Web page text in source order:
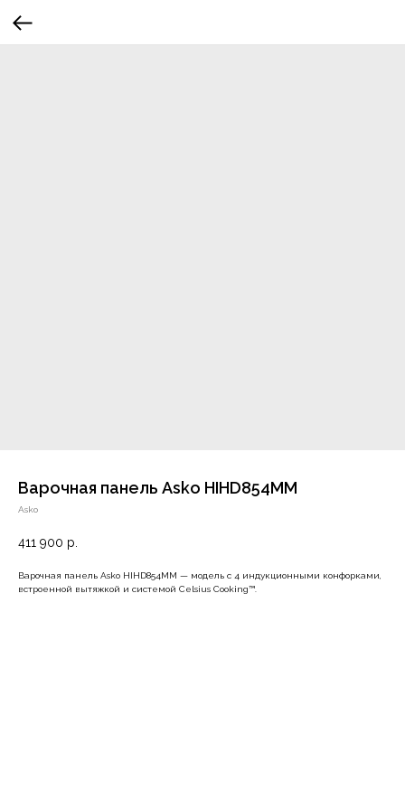
Варочная панель Asko HIHD854MM
Asko
411 900 р.
Варочная панель Asko HIHD854MM — модель c 4 индукционными конфорками,
встроенной вытяжкой и системой Celsius Cooking™.